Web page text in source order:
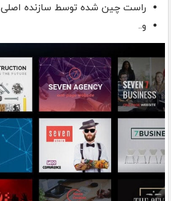
راست چین شده توسط سازنده اصلی
و..